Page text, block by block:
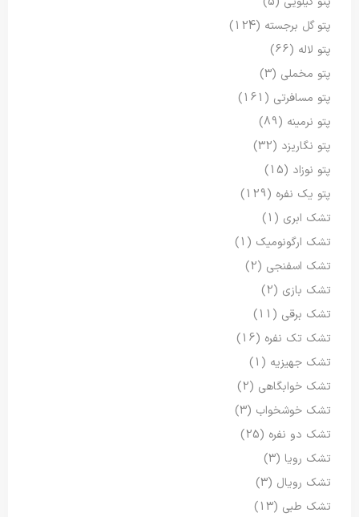
پتو گل برجسته (124)
پتو لاله (66)
پتو مخملی (3)
پتو مسافرتی (161)
پتو نرمینه (89)
پتو نگاریزد (32)
پتو نوزاد (15)
پتو یک نفره (129)
تشک ابری (1)
تشک ارگونومیک (1)
تشک اسفنجی (2)
تشک بازی (2)
تشک برقی (11)
تشک تک نفره (16)
تشک جهیزیه (1)
تشک خوابگاهی (2)
تشک خوشخواب (3)
تشک دو نفره (25)
تشک رویا (3)
تشک رویال (3)
تشک طبی (13)